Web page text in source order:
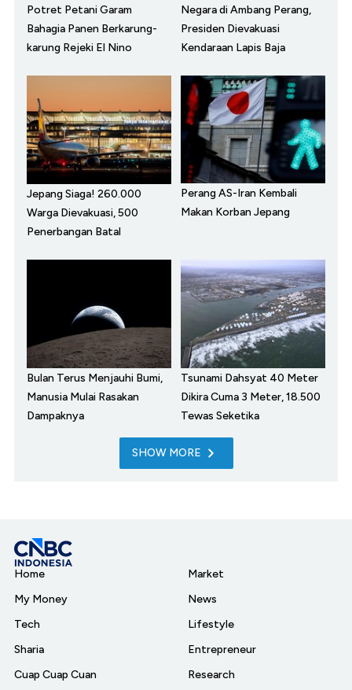
Potret Petani Garam
Bahagia Panen Berkarung-
karung Rejeki El Nino
Negara di Ambang Perang,
Presiden Dievakuasi
Kendaraan Lapis Baja
Jepang Siaga! 260.000
Warga Dievakuasi, 500
Penerbangan Batal
Perang AS-Iran Kembali
Makan Korban Jepang
Bulan Terus Menjauhi Bumi,
Manusia Mulai Rasakan
Dampaknya
Tsunami Dahsyat 40 Meter
Dikira Cuma 3 Meter, 18.500
Tewas Seketika
SHOW MORE
Home
My Money
Tech
Sharia
Cuap Cuap Cuan
Market
News
Lifestyle
Entrepreneur
Research